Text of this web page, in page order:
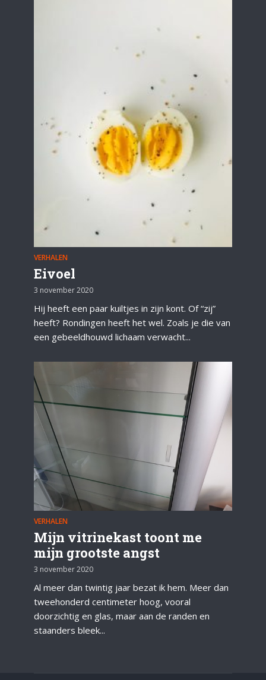
VERHALEN
Eivoel
3 november 2020
Hij heeft een paar kuiltjes in zijn kont. Of “zij”
heeft? Rondingen heeft het wel. Zoals je die van
een gebeeldhouwd lichaam verwacht...
VERHALEN
Mijn vitrinekast toont me
mijn grootste angst
3 november 2020
Al meer dan twintig jaar bezat ik hem. Meer dan
tweehonderd centimeter hoog, vooral
doorzichtig en glas, maar aan de randen en
staanders bleek...